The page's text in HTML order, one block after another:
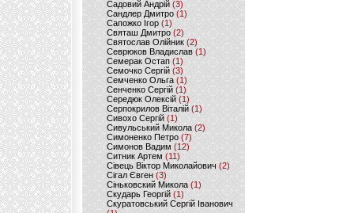
Садовий Андрій (3)
Сандлер Дмитро(1)
Сапожко Ігор(1)
Святаш Дмитро (2)
Святослав Олійник (2)
Севрюков Владислав (1)
Семерак Остап (1)
Семочко Сергій (3)
Семченко Ольга (1)
Сенченко Сергій(1)
Середюк Олексій(1)
Серпокрилов Віталій(1)
Сивохо Сергій(1)
Сивульський Микола(2)
Симоненко Петро(7)
Симонов Вадим (12)
Ситник Артем(11)
Сівець Віктор Миколайович(2)
Сігал Євген (3)
Сіньковский Микола(1)
Скударь Георгій (1)
Скуратовський Сергій Іванович